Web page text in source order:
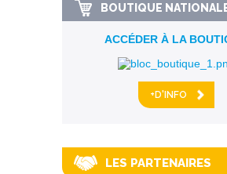
BOUTIQUE
ACCÉDER À LA
+D'INFO
LES PARTENAIRES